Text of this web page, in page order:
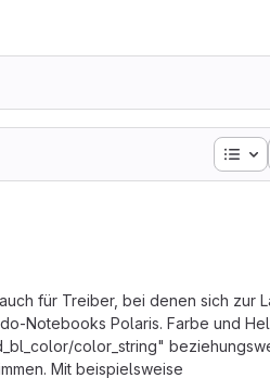
für Treiber, bei denen sich zur
Notebooks Polaris. Farbe und
color_string"
Mit beispielsweise